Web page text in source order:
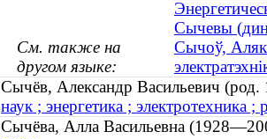
Сычевы
См. также на
другом языке:
Сычоў,
Сычёв, Александр Васильевич
наук ; энергетика ; электротехника ;
Сычёва, Алла Васильевна